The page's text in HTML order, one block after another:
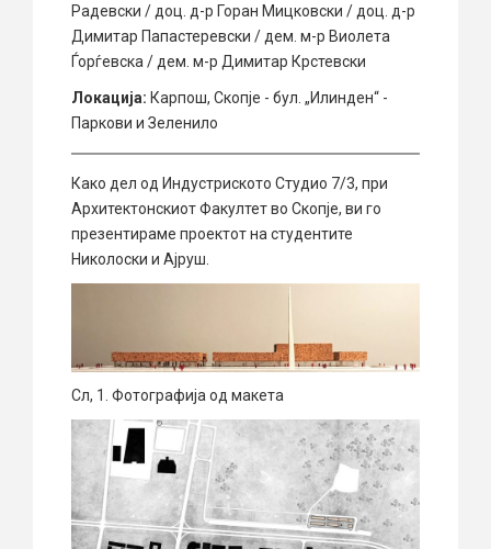
Радевски / доц. д-р Горан Мицковски / доц. д-р
Димитар Папастеревски / дем. м-р Виолета
Ѓорѓевска / дем. м-р Димитар Крстевски
Локација: Карпош, Скопје - бул. „Илинден“ -
Паркови и Зеленило
Како дел од Индустриското Студио 7/3, при
Архитектонскиот Факултет во Скопје, ви го
презентираме проектот на студентите
Николоски и Ајруш.
Сл, 1. Фотографија од макета